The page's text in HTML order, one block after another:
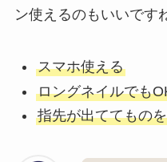
ン使えるのもいいです
スマホ使える
ロングネイルでも
指先が出ててもの